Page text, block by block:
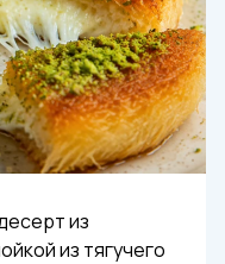
из
из тягучего